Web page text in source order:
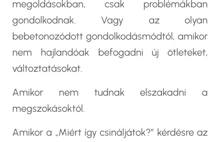
megoldásokban, csak problémákban
gondolkodnak. Vagy az olyan
bebetonozódott gondolkodásmódtól, amikor
nem hajlandóak befogadni új ötleteket,
változtatásokat.
Amikor nem tudnak elszakadni a
megszokásoktól.
Amikor a „Miért így csináljátok?” kérdésre az